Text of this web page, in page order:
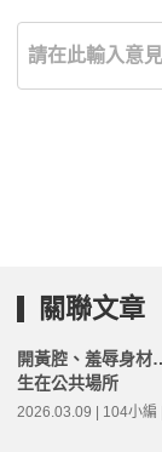
關聯文章
開黃腔、羞辱身
生在公共場所
2026.03.09 | 104小編